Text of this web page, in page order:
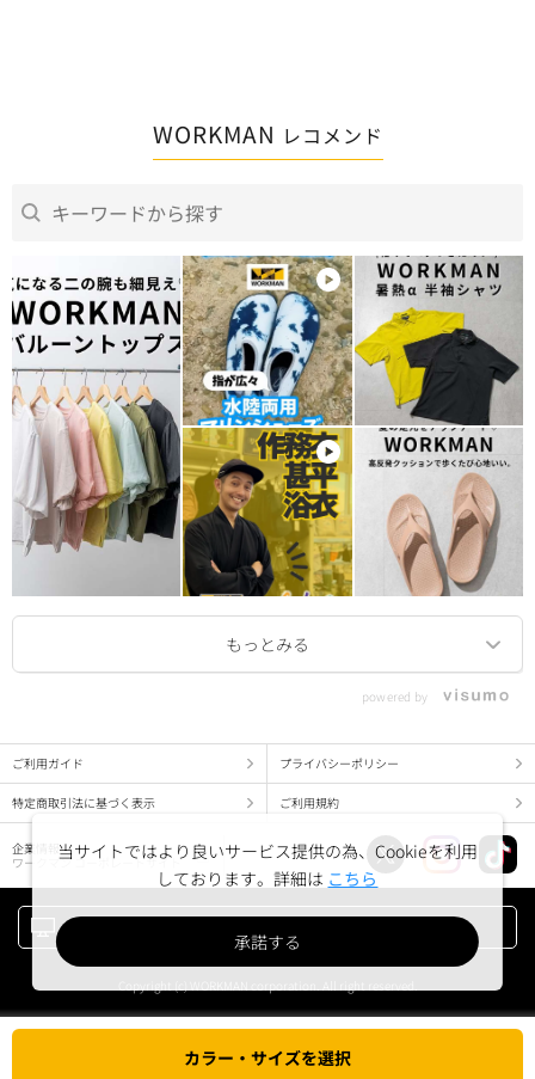
カラー・サイズを選択
WORKMAN レコメンド
powered by
ご利用ガイド プライバシーポリシー
特定商取引法に基づく表示 ご利用規約
企業情報
ワークマン コーポレートサイト
当サイトではより良いサービス提供の為、Cookieを利用
しております。詳細は こちら
承諾する